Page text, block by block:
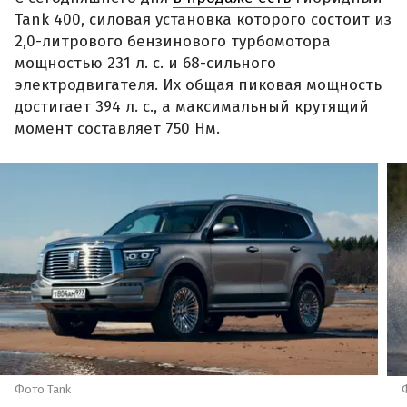
Tank 400, силовая установка которого состоит из
2,0-литрового бензинового турбомотора
мощностью 231 л. с. и 68-сильного
электродвигателя. Их общая пиковая мощность
достигает 394 л. с., а максимальный крутящий
момент составляет 750 Нм.
Фото Tank